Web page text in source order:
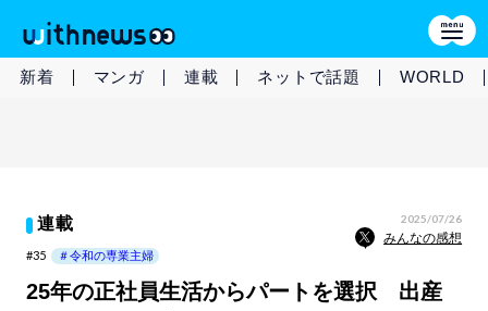
新着 マンガ 連載 ネットで話題 WORLD
連載 2025/07/26
みんなの感想
#35 ＃令和の専業主婦
25年の正社員生活からパートを選択 出産